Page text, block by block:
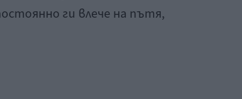
ги влече на пътя,